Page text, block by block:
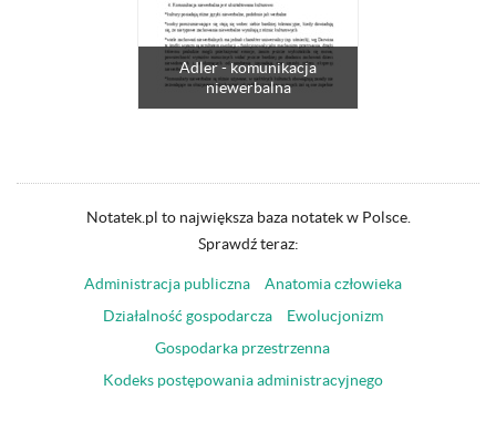
Adler - komunikacja
niewerbalna
Notatek.pl to największa baza notatek w Polsce.
Sprawdź teraz:
Administracja publiczna
Anatomia człowieka
Działalność gospodarcza
Ewolucjonizm
Gospodarka przestrzenna
Kodeks postępowania administracyjnego